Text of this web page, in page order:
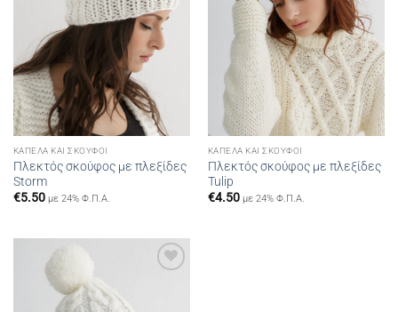
ΚΑΠΈΛΑ ΚΑΙ ΣΚΟΎΦΟΙ
Πλεκτός σκούφος με πλεξίδες
Storm
€5.50 με 24% Φ.Π.Α.
ΚΑΠΈΛΑ ΚΑΙ ΣΚΟΎΦΟΙ
Πλεκτός σκούφος με πλεξίδες
Tulip
€4.50 με 24% Φ.Π.Α.